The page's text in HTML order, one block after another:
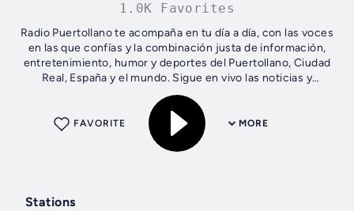
1.0K Favorites
Radio Puertollano te acompaña en tu día a día, con las voces
en las que confías y la combinación justa de información,
entretenimiento, humor y deportes del Puertollano, Ciudad
Real, España y el mundo. Sigue en vivo las noticias y
escucha a los...
MORE
FAVORITE
Stations